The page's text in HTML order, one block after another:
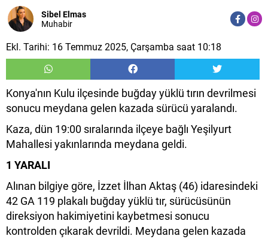
Sibel Elmas
Muhabir
Ekl. Tarihi: 16 Temmuz 2025, Çarşamba saat 10:18
Konya'nın Kulu ilçesinde buğday yüklü tırın devrilmesi
sonucu meydana gelen kazada sürücü yaralandı.
Kaza, dün 19:00 sıralarında ilçeye bağlı Yeşilyurt
Mahallesi yakınlarında meydana geldi.
1 YARALI
Alınan bilgiye göre, İzzet İlhan Aktaş (46) idaresindeki
42 GA 119 plakalı buğday yüklü tır, sürücüsünün
direksiyon hakimiyetini kaybetmesi sonucu
kontrolden çıkarak devrildi. Meydana gelen kazada